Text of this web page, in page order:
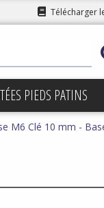
Télécharger
PIEDS PATINS
M6 Clé 10 mm -